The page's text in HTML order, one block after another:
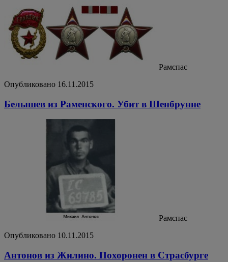
Рамспас
Опубликовано 16.11.2015
Белышев из Раменского. Убит в Шенбрунне
Рамспас
Опубликовано 10.11.2015
Антонов из Жилино. Похоронен в Страсбурге